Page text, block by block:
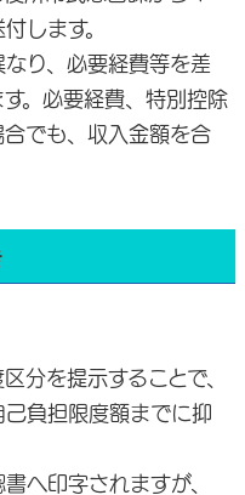
します。
なり、必要経費等を差
。必要経費、特別控除
でも、収入金額を合
分を提示することで、
負担限度額までに抑
へ印字されますが、